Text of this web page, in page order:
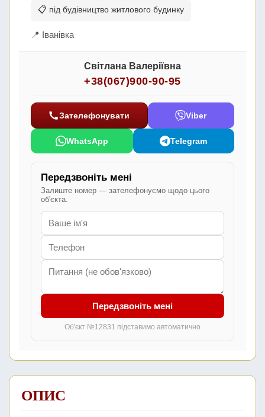
📋 під будівництво житлового будинку
📍 Іванівка
Світлана Валеріївна
+38(067)900-90-95
Зателефонувати Viber
WhatsApp Telegram
Передзвоніть мені
Залиште номер — зателефонуємо щодо цього
об'єкта.
Передзвоніть мені
Об'єкт №12831 підставимо автоматично
ОПИС